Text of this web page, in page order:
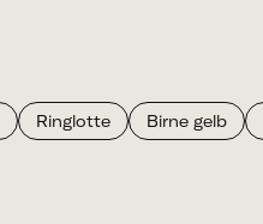
Ringlotte Birne gelb